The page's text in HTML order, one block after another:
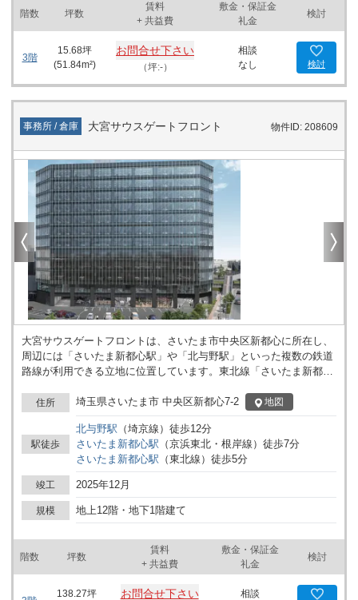
階数 坪数
賃料
+ 共益費
敷金・保証金
礼金
検討
3階
15.68坪
(51.84m²)
お問合せ下さい
（坪:-）
相談
なし
検討
事務所 / 倉庫 大宮サウスゲートフロント 物件ID: 208609
大宮サウスゲートフロントは、さいたま市中央区新都心に所在し、
周辺には「さいたま新都心駅」や「北与野駅」といった複数の鉄道
路線が利用できる立地に位置しています。東北線「さいたま新都心
は徒歩7分、埼京線「北与野駅」からは徒歩12分となっており、複
数の路線を使った移動が想定される事業活動にも活用が期待できま
す。 建物は地上12階、地下1階構造となっており、事業規模や用途
に合わせてフロアの使い方を計画しやすい点が特長です。基準階面
積は499.97㎡で、ワンフロアでレイアウトを工夫しやすい広さで
す。8基のエレベーターが設置されており、フロア間の移動や稼働
が多い業務にも対応しやすい構造となっています。オフィスの他、
多人数の利用や分割レイアウトを検討する場面にも利用することが
できます。 建物の規模や立地条件から、事務所・事業所など法人用
途を検討される際には様々なイメージが広がります。詳細はお問い
合わせください。
住所 埼玉県さいたま市 中央区新都心7-2 地図
駅徒歩
北与野駅 （埼京線 ） 徒歩12分
さいたま新都心駅 （京浜東北・根岸線 ） 徒歩7分
さいたま新都心駅 （東北線 ） 徒歩5分
竣工 2025年12月
規模 地上12階・地下1階建て
階数 坪数
賃料
+ 共益費
敷金・保証金
礼金
検討
138.27坪 お問合せ下さい 相談